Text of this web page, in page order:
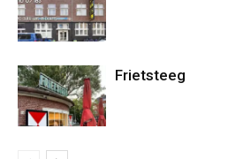
Frietsteeg